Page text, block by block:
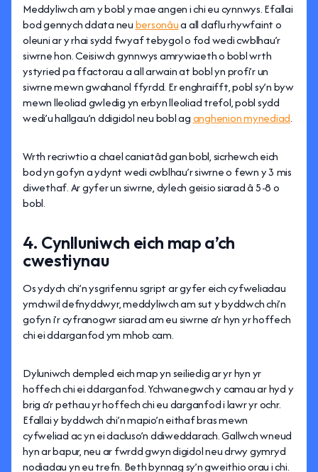
Meddyliwch am y bobl y mae angen i chi eu cynnwys. Efallai
bod gennych ddata neubersonâua all daflu rhywfaint o
oleuni ar y rhai sydd fwyaf tebygol o fod wedi cwblhau’r
siwrne hon. Ceisiwch gynnwys amrywiaeth o bobl wrth
ystyried pa ffactorau a all arwain at bobl yn profi’r un
siwrne mewn gwahanol ffyrdd. Er enghraifft, pobl sy’n byw
mewn lleoliad gwledig yn erbyn lleoliad trefol, pobl sydd
wedi’u hallgau’n ddigidol neu bobl aganghenion mynediad.
Wrth recriwtio a chael caniatâd gan bobl, sicrhewch eich
bod yn gofyn a ydynt wedi cwblhau’r siwrne o fewn y 3 mis
diwethaf. Ar gyfer un siwrne, dylech geisio siarad â 5-8 o
bobl.
4. Cynlluniwch eich map a’ch
cwestiynau
Os ydych chi’n ysgrifennu sgript ar gyfer eich cyfweliadau
ymchwil defnyddwyr, meddyliwch am sut y byddwch chi’n
gofyn i’r cyfranogwr siarad am eu siwrne a’r hyn yr hoffech
chi ei ddarganfod ym mhob cam.
Dyluniwch dempled eich map yn seiliedig ar yr hyn yr
hoffech chi ei ddarganfod. Ychwanegwch y camau ar hyd y
brig a’r pethau yr hoffech chi eu darganfod i lawr yr ochr.
Efallai y byddwch chi’n mapio’n eithaf bras mewn
cyfweliad ac yn ei dacluso’n ddiweddarach. Gallwch wneud
hyn ar bapur, neu ar fwrdd gwyn digidol neu drwy gymryd
nodiadau yn eu trefn. Beth bynnag sy’n gweithio orau i chi.